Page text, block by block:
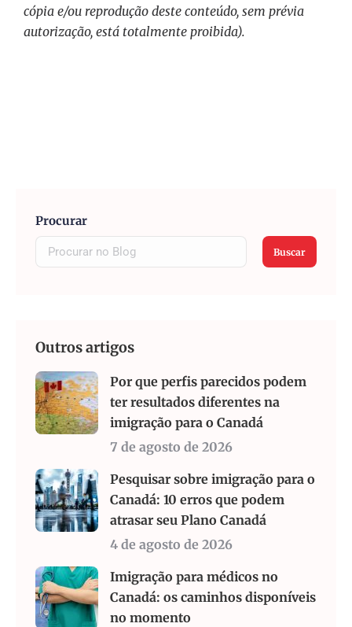
cópia e/ou reprodução deste conteúdo, sem prévia
autorização, está totalmente proibida).
Procurar
Buscar
Outros artigos
Por que perfis parecidos podem
ter resultados diferentes na
imigração para o Canadá
7 de agosto de 2026
Pesquisar sobre imigração para o
Canadá: 10 erros que podem
atrasar seu Plano Canadá
4 de agosto de 2026
Imigração para médicos no
Canadá: os caminhos disponíveis
no momento